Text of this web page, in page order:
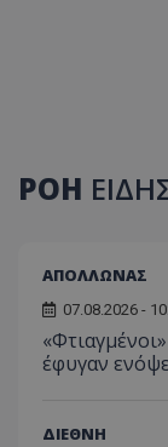
ΡΟΗ
ΑΠΟΛΛΩΝΑΣ
07.08.2026 -
έφυγαν
ΔΙΕΘΝΗ